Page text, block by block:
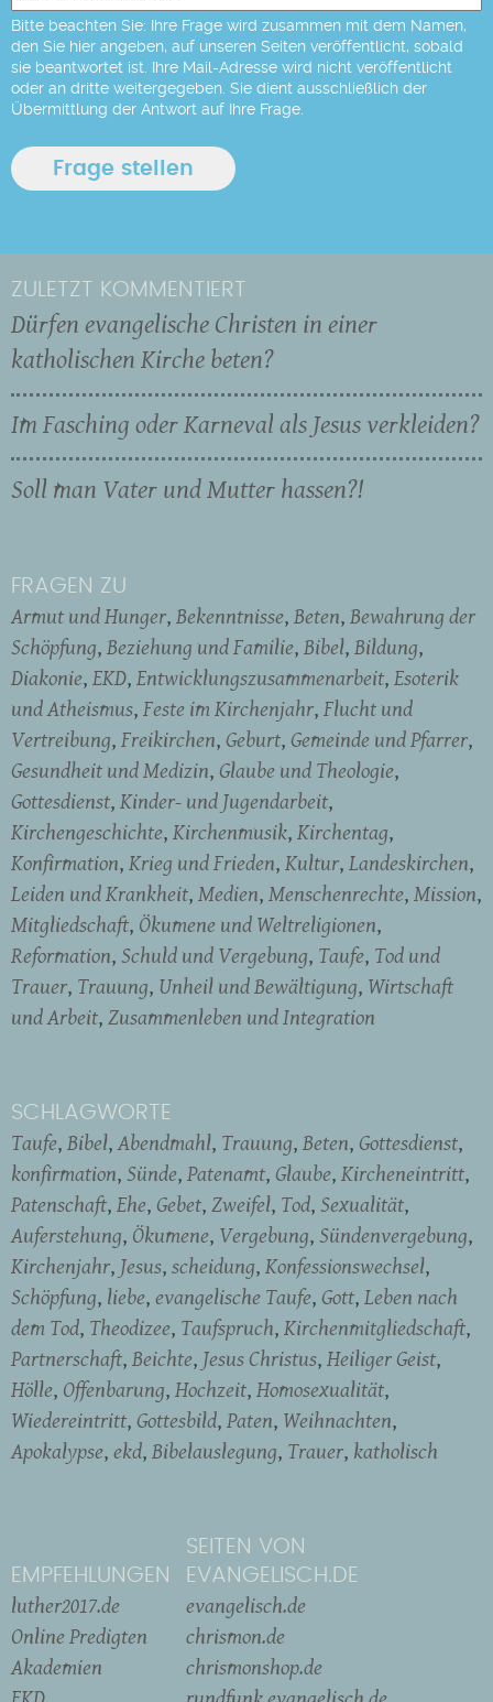
Bitte beachten Sie: Ihre Frage wird zusammen mit dem Namen,
den Sie hier angeben, auf unseren Seiten veröffentlicht, sobald
sie beantwortet ist. Ihre Mail-Adresse wird nicht veröffentlicht
oder an dritte weitergegeben. Sie dient ausschließlich der
Übermittlung der Antwort auf Ihre Frage.
ZULETZT KOMMENTIERT
Dürfen evangelische Christen in einer
katholischen Kirche beten?
Im Fasching oder Karneval als Jesus verkleiden?
Soll man Vater und Mutter hassen?!
FRAGEN ZU
Armut und Hunger Bekenntnisse Beten Bewahrung der
Schöpfung Beziehung und Familie Bibel Bildung
Diakonie EKD Entwicklungszusammenarbeit Esoterik
und Atheismus Feste im Kirchenjahr Flucht und
Vertreibung Freikirchen Geburt Gemeinde und Pfarrer
Gesundheit und Medizin Glaube und Theologie
Gottesdienst Kinder- und Jugendarbeit
Kirchengeschichte Kirchenmusik Kirchentag
Konfirmation Krieg und Frieden Kultur Landeskirchen
Leiden und Krankheit Medien Menschenrechte Mission
Mitgliedschaft Ökumene und Weltreligionen
Reformation Schuld und Vergebung Taufe Tod und
Trauer Trauung Unheil und Bewältigung Wirtschaft
und Arbeit Zusammenleben und Integration
SCHLAGWORTE
Taufe Bibel Abendmahl Trauung Beten Gottesdienst
konfirmation Sünde Patenamt Glaube Kircheneintritt
Patenschaft Ehe Gebet Zweifel Tod Sexualität
Auferstehung Ökumene Vergebung Sündenvergebung
Kirchenjahr Jesus scheidung Konfessionswechsel
Schöpfung liebe evangelische Taufe Gott Leben nach
dem Tod Theodizee Taufspruch Kirchenmitgliedschaft
Partnerschaft Beichte Jesus Christus Heiliger Geist
Hölle Offenbarung Hochzeit Homosexualität
Wiedereintritt Gottesbild Paten Weihnachten
Apokalypse ekd Bibelauslegung Trauer katholisch
EMPFEHLUNGEN
luther2017.de
Online Predigten
Akademien
SEITEN VON
EVANGELISCH.DE
evangelisch.de
chrismon.de
chrismonshop.de